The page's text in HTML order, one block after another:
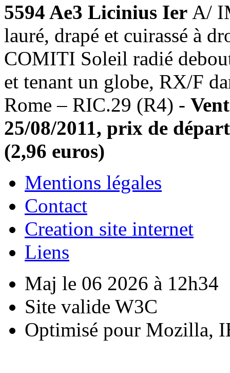
5594 Ae3 Licinius Ier A/
lauré, drapé et cuirassé à
COMITI Soleil radié
et tenant un globe, RX/F
Rome – RIC.29 (R4) -
25/08/2011, prix de
(2,96 euros)
Mentions légales
Contact
Creation site internet
Liens
Maj le 06 2026 à 12h34
Site valide W3C
Optimisé pour Mozilla,